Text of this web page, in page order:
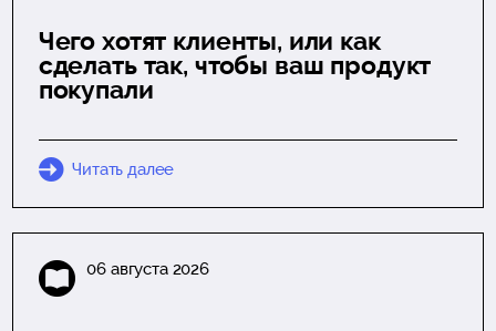
Чего хотят клиенты, или как
сделать так, чтобы ваш продукт
покупали
Читать далее
06 августа 2026